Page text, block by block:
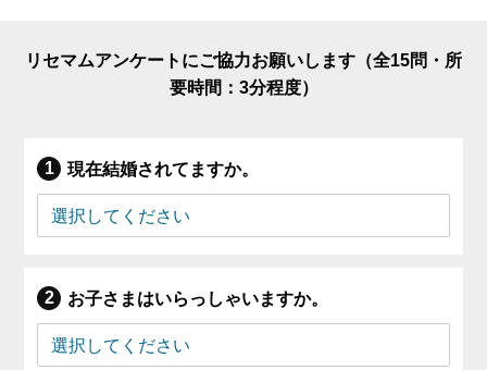
リセマムアンケートにご協力お願いします（全15問・所
要時間：3分程度）
現在結婚されてますか。
お子さまはいらっしゃいますか。